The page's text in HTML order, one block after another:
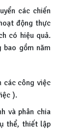
các chiến
động thực
có hiệu quả.
gồm năm
các công việc
).
và phân chia
thể, thiết lập